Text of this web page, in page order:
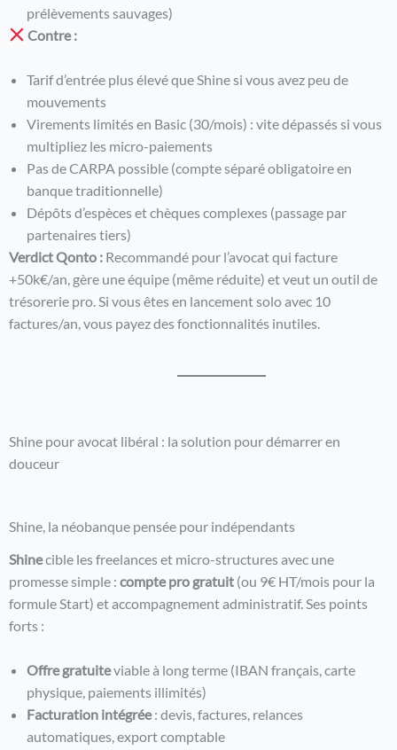
prélèvements sauvages)
Contre :
Tarif d’entrée plus élevé que Shine si vous avez peu de
mouvements
Virements limités en Basic (30/mois) : vite dépassés si vous
multipliez les micro-paiements
Pas de CARPA possible (compte séparé obligatoire en
banque traditionnelle)
Dépôts d’espèces et chèques complexes (passage par
partenaires tiers)
Verdict Qonto : Recommandé pour l’avocat qui facture
+50k€/an, gère une équipe (même réduite) et veut un outil de
trésorerie pro. Si vous êtes en lancement solo avec 10
factures/an, vous payez des fonctionnalités inutiles.
Shine pour avocat libéral : la solution pour démarrer en
douceur
Shine, la néobanque pensée pour indépendants
Shinecible les freelances et micro-structures avec une
promesse simple : compte pro gratuit (ou 9€ HT/mois pour la
formule Start) et accompagnement administratif. Ses points
forts :
Offre gratuiteviable à long terme (IBAN français, carte
physique, paiements illimités)
Facturation intégrée: devis, factures, relances
automatiques, export comptable